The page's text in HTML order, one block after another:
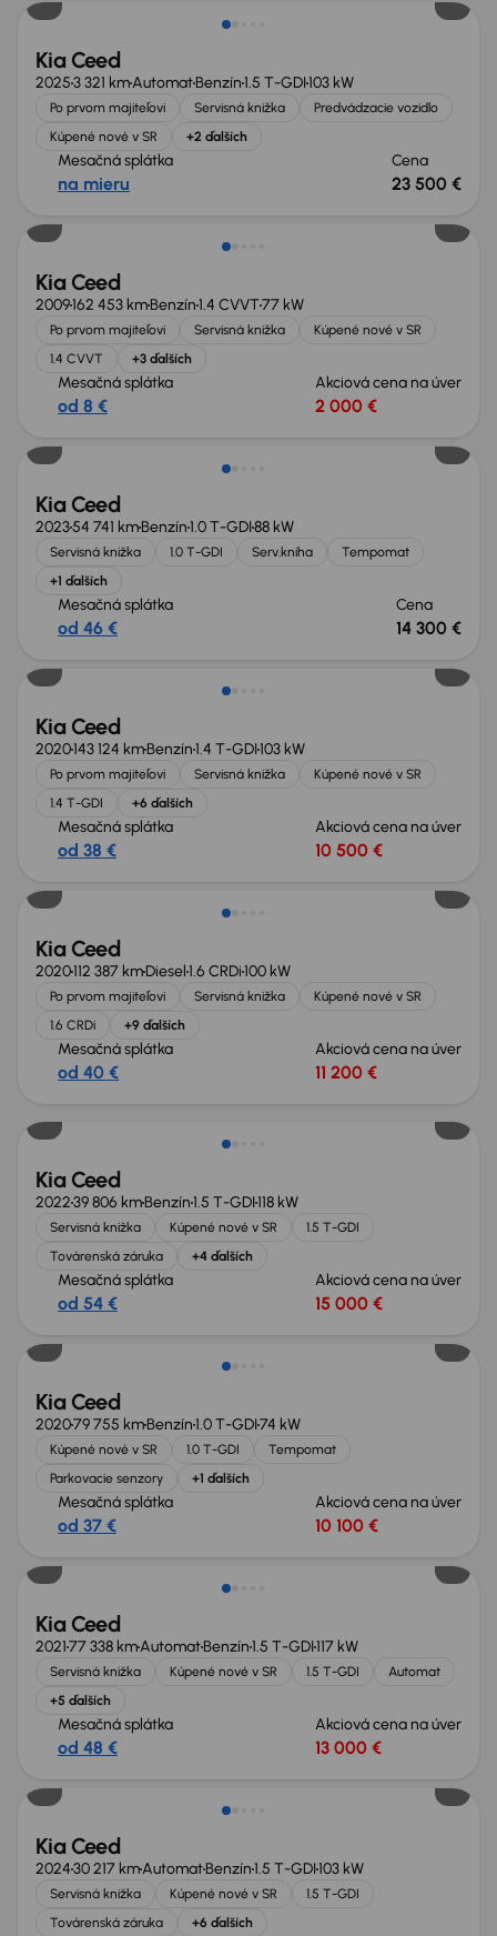
Kia Ceed
20253 321 kmAutomatBenzín1.5 T-GDI103 kW
Po prvom majiteľovi Servisná knižka
Predvádzacie vozidlo
Kúpené nové v SR
+2 ďalších
Mesačná splátka
na mieru
Cena
23 500 €
Kia Ceed
2009162 453 kmBenzín1.4 CVVT77 kW
Po prvom majiteľovi Servisná knižka
Kúpené nové v SR
1.4 CVVT
+3 ďalších
Mesačná splátka
od 8 €
Akciová cena na úver
2 000 €
Možnosť odpočtu DPH
Kia Ceed
202354 741 kmBenzín1.0 T-GDI88 kW
Servisná knižka 1.0 T-GDI Serv.kniha
Tempomat
+1 ďalších
Mesačná splátka
od 46 €
Cena
14 300 €
Kia Ceed
2020143 124 kmBenzín1.4 T-GDI103 kW
Po prvom majiteľovi Servisná knižka
Kúpené nové v SR
1.4 T-GDI
+6 ďalších
Mesačná splátka
od 38 €
Akciová cena na úver
10 500 €
Kia Ceed
2020112 387 kmDiesel1.6 CRDi100 kW
Po prvom majiteľovi Servisná knižka
Kúpené nové v SR
1.6 CRDi
+9 ďalších
Mesačná splátka
od 40 €
Akciová cena na úver
11 200 €
Kia Ceed
202239 806 kmBenzín1.5 T-GDI118 kW
Servisná knižka Kúpené nové v SR
1.5 T-GDI
Továrenská záruka
+4 ďalších
Mesačná splátka
od 54 €
Akciová cena na úver
15 000 €
Kia Ceed
202079 755 kmBenzín1.0 T-GDI74 kW
Kúpené nové v SR 1.0 T-GDI
Tempomat
Parkovacie senzory
+1 ďalších
Mesačná splátka
od 37 €
Akciová cena na úver
10 100 €
Kia Ceed
202177 338 kmAutomatBenzín1.5 T-GDI117 kW
Servisná knižka Kúpené nové v SR 1.5 T-GDI
Automat
+5 ďalších
Mesačná splátka
od 48 €
Akciová cena na úver
13 000 €
Kia Ceed
202430 217 kmAutomatBenzín1.5 T-GDI103 kW
Servisná knižka Kúpené nové v SR
1.5 T-GDI
Továrenská záruka
+6 ďalších